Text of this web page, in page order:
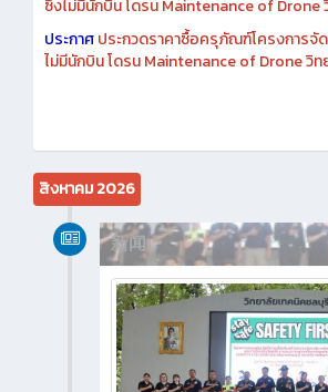
เอกสารประกวดราคาการซื้อครุภัณฑ์โครงก
ซึ่งไม่มีนักบิน โดรน Maintenance of Drone
ประกาศประกวดราคาซื้อครุภัณฑ์โครงการ
สิงหาคม 2026
新闻